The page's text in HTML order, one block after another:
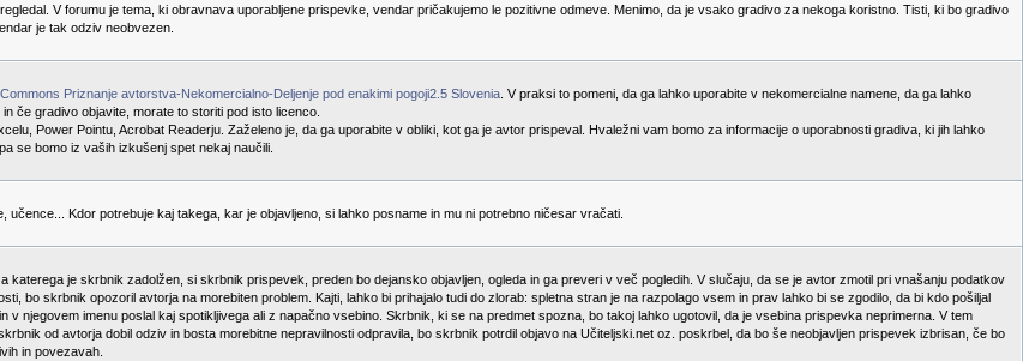
V forumu je tema, ki obravnava uporabljene prispevke, vendar pričakujemo le pozitivne odmeve. Menimo, da je vsako gradivo za nekoga koristno. Tisti, ki bo gradivo
je tak odziv neobvezen.
Priznanje avtorstva-Nekomercialno-Deljenje pod enakimi pogoji2.5 Slovenia . V praksi to pomeni, da ga lahko uporabite v nekomercialne namene, da ga lahko
če gradivo objavite, morate to storiti pod isto licenco.
Power Pointu, Acrobat Readerju. Zaželeno je, da ga uporabite v obliki, kot ga je avtor prispeval. Hvaležni vam bomo za informacije o uporabnosti gradiva, ki jih lahko
se bomo iz vaših izkušenj spet nekaj naučili.
Kdor potrebuje kaj takega, kar je objavljeno, si lahko posname in mu ni potrebno ničesar vračati.
katerega je skrbnik zadolžen, si skrbnik prispevek, preden bo dejansko objavljen, ogleda in ga preveri v več pogledih. V slučaju, da se je avtor zmotil pri vnašanju podatkov
bo skrbnik opozoril avtorja na morebiten problem. Kajti, lahko bi prihajalo tudi do zlorab: spletna stran je na razpolago vsem in prav lahko bi se zgodilo, da bi kdo pošiljal
v njegovem imenu poslal kaj spotikljivega ali z napačno vsebino. Skrbnik, ki se na predmet spozna, bo takoj lahko ugotovil, da je vsebina prispevka neprimerna. V tem
od avtorja dobil odziv in bosta morebitne nepravilnosti odpravila, bo skrbnik potrdil objavo na Učiteljski.net oz. poskrbel, da bo še neobjavljen prispevek izbrisan, če bo
in povezavah.